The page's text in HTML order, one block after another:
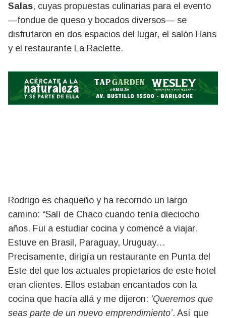
Salas, cuyas propuestas culinarias para el evento
—fondue de queso y bocados diversos— se
disfrutaron en dos espacios del lugar, el salón Hans
y el restaurante La Raclette.
Rodrigo es chaqueño y ha recorrido un largo
camino: “Salí de Chaco cuando tenía dieciocho
años. Fui a estudiar cocina y comencé a viajar.
Estuve en Brasil, Paraguay, Uruguay…
Precisamente, dirigía un restaurante en Punta del
Este del que los actuales propietarios de este hotel
eran clientes. Ellos estaban encantados con la
cocina que hacía allá y me dijeron: ‘Queremos que
seas parte de un nuevo emprendimiento’. Así que